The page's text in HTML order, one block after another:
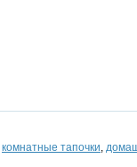
комнатные тапочки,